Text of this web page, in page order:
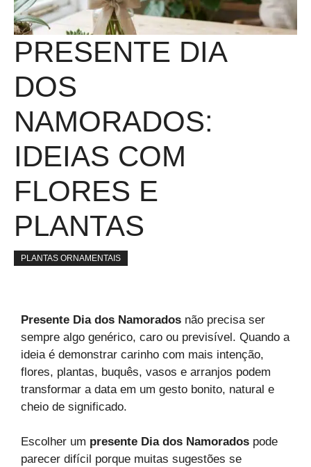
PRESENTE DIA
DOS
NAMORADOS:
IDEIAS COM
FLORES E
PLANTAS
PLANTAS ORNAMENTAIS
Presente Dia dos Namorados não precisa ser
sempre algo genérico, caro ou previsível. Quando a
ideia é demonstrar carinho com mais intenção,
flores, plantas, buquês, vasos e arranjos podem
transformar a data em um gesto bonito, natural e
cheio de significado.
Escolher um presente Dia dos Namorados pode
parecer difícil porque muitas sugestões se